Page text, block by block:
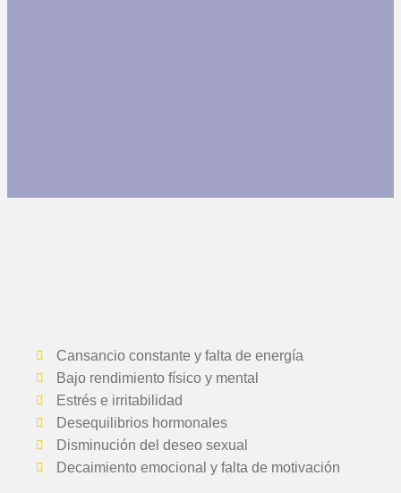
Cansancio constante y falta de energía
Bajo rendimiento físico y mental
Estrés e irritabilidad
Desequilibrios hormonales
Disminución del deseo sexual
Decaimiento emocional y falta de motivación